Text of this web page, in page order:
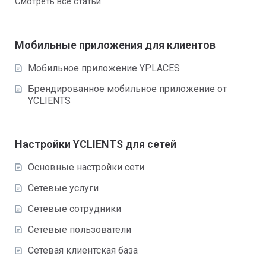
Мобильные приложения для клиентов
Мобильное приложение YPLACES
Брендированное мобильное приложение от
YCLIENTS
Настройки YCLIENTS для сетей
Основные настройки сети
Сетевые услуги
Сетевые сотрудники
Сетевые пользователи
Сетевая клиентская база ​